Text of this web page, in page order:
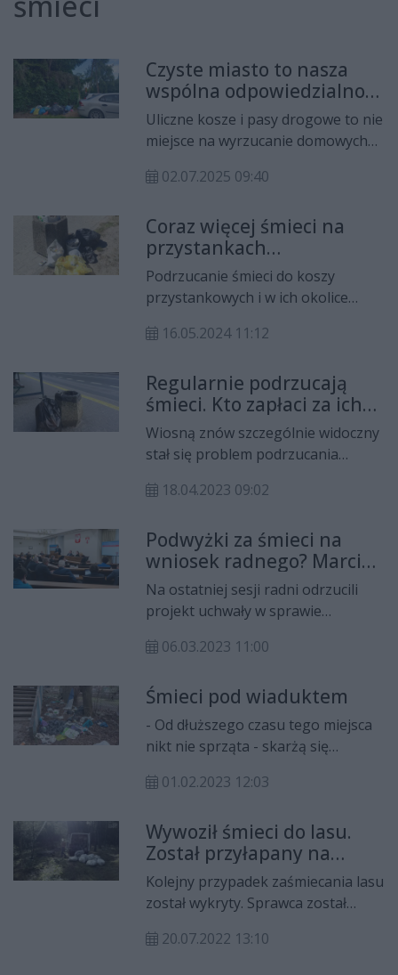
Czyste miasto to nasza
wspólna odpowiedzialność
– apel MZDiK do radomian
Uliczne kosze i pasy drogowe to nie
miejsce na wyrzucanie domowych
mieszkańców, by tego nie robili.
02.07.2025 09:40
Coraz więcej śmieci na
przystankach
autobusowych
Podrzucanie śmieci do koszy
przystankowych i w ich okolice
prawdziwą plagą w naszym mieście.
przystanków rozważają wręcz
umieszczanie "ukrytych kamer", aby
ustalić sprawców zaśmiecania
miasta. MZDiK przypomina, że
zgodnie z przepisami podrzucanie
odpadków jest wykroczeniem.
16.05.2024 11:12
Regularnie podrzucają
śmieci. Kto zapłaci za ich
wywóz?
Wiosną znów szczególnie widoczny
stał się problem podrzucania
przydrożnych rowów bądź w krzaki
naszych podatków opłacamy firmy
wywożące odpady, za które już raz
zapłaciliśmy w podatku
śmieciowym.
18.04.2023 09:02
Podwyżki za śmieci na
wniosek radnego? Marcin
Majewski odpowiada
Na ostatniej sesji radni odrzucili
projekt uchwały w sprawie
komunalne. Jak tłumaczył Jerzy
z inicjatywą w tej sprawie wyszedł
radny PiS-u, Marcin Majewski.
Radny wydał oświadczenie, w
którym zapewnia, że to kłamstwo.
06.03.2023 11:00
Śmieci pod wiaduktem
- Od dłuższego czasu tego miejsca
nikt nie sprząta - skarżą się
wiaduktem w ul. Żeromskiego.
01.02.2023 12:03
Wywoził śmieci do lasu.
Został przyłapany na
gorącym uczynku
Kolejny przypadek zaśmiecania lasu
został wykryty. Sprawca został
też uprzątnąć przywiezione przez
20.07.2022 13:10